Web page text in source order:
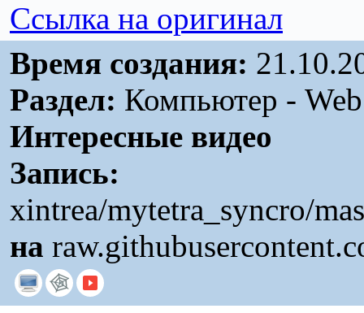
Ссылка на оригинал
Время создания:
Раздел: Компьютер -
Интересные видео
Запись:
xintrea/mytetra_syncro/
на